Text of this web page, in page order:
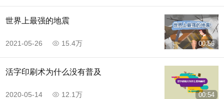
00:56
世界上最强的地震
2021-05-26 15.4万
00:54
活字印刷术为什么没有普及
2020-05-14 12.1万